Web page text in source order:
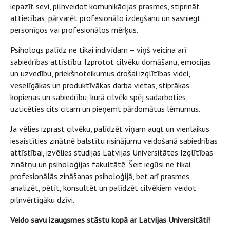
iepazīt sevi, pilnveidot komunikācijas prasmes, stiprināt
attiecības, pārvarēt profesionālo izdegšanu un sasniegt
personīgos vai profesionālos mērķus.
Psihologs palīdz ne tikai indivīdam – viņš veicina arī
sabiedrības attīstību. Izprotot cilvēku domāšanu, emocijas
un uzvedību, priekšnoteikumus drošai izglītības videi,
veselīgākas un produktīvākas darba vietas, stiprākas
kopienas un sabiedrību, kurā cilvēki spēj sadarboties,
uzticēties cits citam un pieņemt pārdomātus lēmumus.
Ja vēlies izprast cilvēku, palīdzēt viņam augt un vienlaikus
iesaistīties zinātnē balstītu risinājumu veidošanā sabiedrības
attīstībai, izvēlies studijas Latvijas Universitātes Izglītības
zinātņu un psiholoģijas fakultātē. Šeit iegūsi ne tikai
profesionālās zināšanas psiholoģijā, bet arī prasmes
analizēt, pētīt, konsultēt un palīdzēt cilvēkiem veidot
pilnvērtīgāku dzīvi.
Veido savu izaugsmes stāstu kopā ar Latvijas Universitāti!